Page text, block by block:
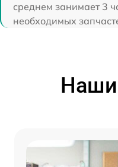
среднем занимает 3
необходимых
Наши